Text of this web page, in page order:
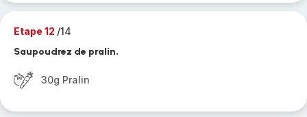
Etape 12 /14
Saupoudrez de pralin.
30g Pralin